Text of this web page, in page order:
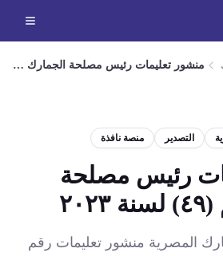
منشور تعليمات رئيس مصلحة الجمارك رقم (٤٩) لسنة ٢٠٢٣
التصدير منصة نافذة
رئيس مصلحة
المصرية منشور تعليمات رقم